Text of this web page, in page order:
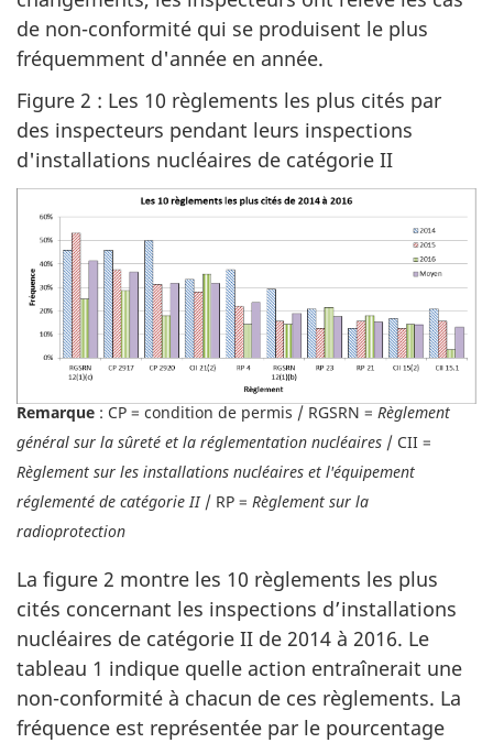
de non-conformité qui se produisent le plus
fréquemment d'année en année.
Figure 2 : Les 10 règlements les plus cités par
des inspecteurs pendant leurs inspections
d'installations nucléaires de catégorie II
Remarque : CP = condition de permis / RGSRN = Règlement
général sur la sûreté et la réglementation nucléaires / CII =
Règlement sur les installations nucléaires et l'équipement
réglementé de catégorie II / RP = Règlement sur la
radioprotection
La figure 2 montre les 10 règlements les plus
cités concernant les inspections d’installations
nucléaires de catégorie II de 2014 à 2016. Le
tableau 1 indique quelle action entraînerait une
non-conformité à chacun de ces règlements. La
fréquence est représentée par le pourcentage